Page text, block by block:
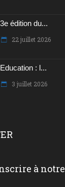
3e édition du...
22 juillet 2026
Education : l...
3 juillet 2026
à notre